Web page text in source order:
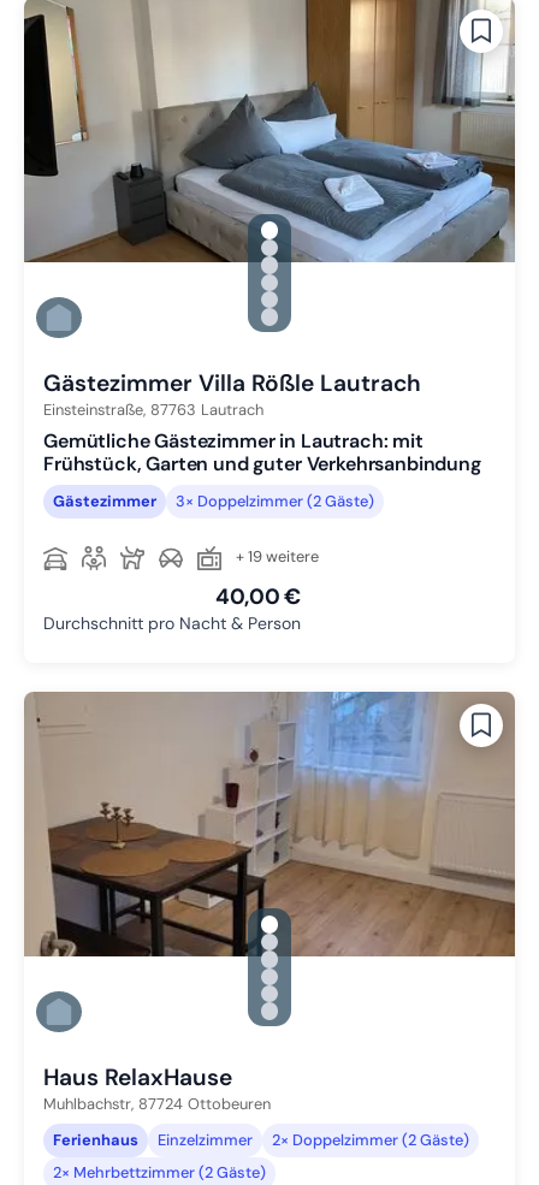
gallery.slide_selector
Zu Slide 1 wechseln
Zu Slide 2 wechseln
Zu Slide 3 wechseln
Zu Slide 4 wechseln
Zu Slide 5 wechseln
Zu Slide 6 wechseln
Gästezimmer Villa Rößle Lautrach
Einsteinstraße, 87763 Lautrach
Gemütliche Gästezimmer in Lautrach: mit
Frühstück, Garten und guter Verkehrsanbindung
Gästezimmer 3× Doppelzimmer (2 Gäste)
+ 19 weitere
40,00 €
Durchschnitt pro Nacht & Person
gallery.slide_selector
Zu Slide 1 wechseln
Zu Slide 2 wechseln
Zu Slide 3 wechseln
Zu Slide 4 wechseln
Zu Slide 5 wechseln
Zu Slide 6 wechseln
Haus RelaxHause
Muhlbachstr, 87724 Ottobeuren
Ferienhaus
Einzelzimmer
2× Doppelzimmer (2 Gäste)
2× Mehrbettzimmer (2 Gäste)